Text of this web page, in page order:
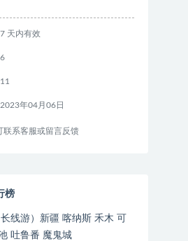
7 天内有效
6
11
2023年04月06日
联系客服或留言反馈
榜
线游）新疆 喀纳斯 禾木 可
吐鲁番 魔鬼城